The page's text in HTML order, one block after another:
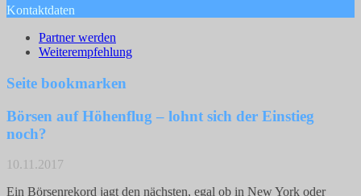
Kontaktdaten
Partner werden
Weiterempfehlung
Seite bookmarken
Börsen auf Höhenflug – lohnt sich der Einstieg
noch?
10.11.2017
Ein Börsenrekord jagt den nächsten, egal ob in New York oder